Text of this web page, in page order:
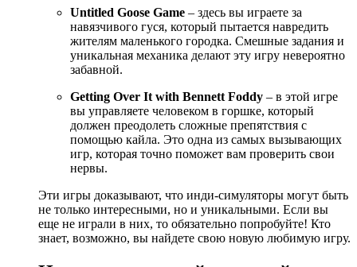
Untitled Goose Game – здесь вы играете за
навязчивого гуся, который пытается навредить
жителям маленького городка. Смешные задания и
уникальная механика делают эту игру невероятно
забавной.
Getting Over It with Bennett Foddy – в этой игре
вы управляете человеком в горшке, который
должен преодолеть сложные препятствия с
помощью кайла. Это одна из самых вызывающих
игр, которая точно поможет вам проверить свои
нервы.
Эти игры доказывают, что инди-симуляторы могут быть
не только интересными, но и уникальными. Если вы
еще не играли в них, то обязательно попробуйте! Кто
знает, возможно, вы найдете свою новую любимую игру.